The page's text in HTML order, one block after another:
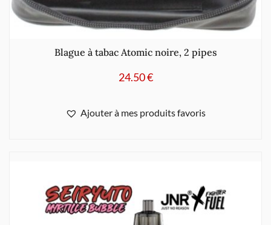
Blague à tabac Atomic noire, 2 pipes
24.50€
Ajouter à mes produits favoris